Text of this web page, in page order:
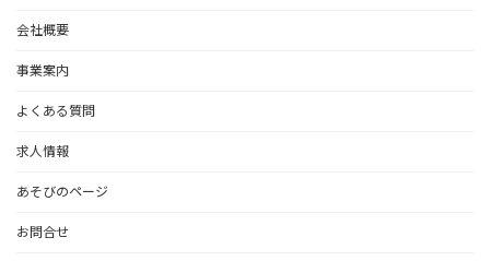
会社概要
事業案内
よくある質問
求人情報
あそびのページ
お問合せ